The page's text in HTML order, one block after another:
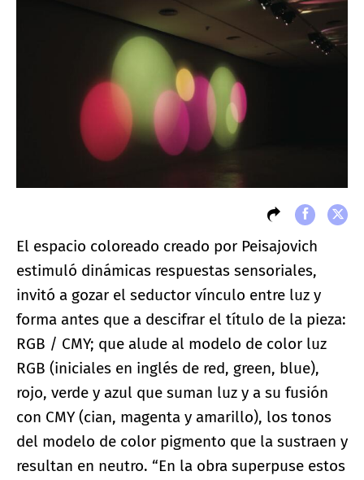
El espacio coloreado creado por Peisajovich
estimuló dinámicas respuestas sensoriales,
invitó a gozar el seductor vínculo entre luz y
forma antes que a descifrar el título de la pieza:
RGB / CMY; que alude al modelo de color luz
RGB (iniciales en inglés de red, green, blue),
rojo, verde y azul que suman luz y a su fusión
con CMY (cian, magenta y amarillo), los tonos
del modelo de color pigmento que la sustraen y
resultan en neutro. “En la obra superpuse estos